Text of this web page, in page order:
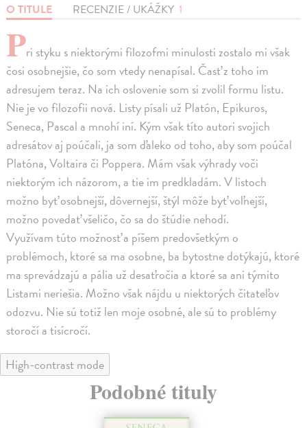
O TITULE RECENZIE / UKÁŽKY 1
Pri styku s niektorými filozofmi minulosti zostalo mi však
čosi osobnejšie, čo som vtedy nenapísal. Časť z toho im
adresujem teraz. Na ich oslovenie som si zvolil formu listu.
Nie je vo filozofii nová. Listy písali už Platón, Epikuros,
Seneca, Pascal a mnohí iní. Kým však títo autori svojich
adresátov aj poúčali, ja som ďaleko od toho, aby som poúčal
Platóna, Voltaira či Poppera. Mám však výhrady voči
niektorým ich názorom, a tie im predkladám. V listoch
možno byť osobnejší, dôvernejší, štýl môže byť voľnejší,
možno povedať všeličo, čo sa do štúdie nehodí.
Využívam túto možnosť a píšem predovšetkým o
problémoch, ktoré sa ma osobne, ba bytostne dotýkajú, ktoré
ma sprevádzajú a pália už desaťročia a ktoré sa ani týmito
Listami neriešia. Možno však nájdu u niektorých čitateľov
odozvu. Nie sú totiž len moje osobné, ale sú to problémy
storočí a tisícročí.
High-contrast mode
Podobné tituly